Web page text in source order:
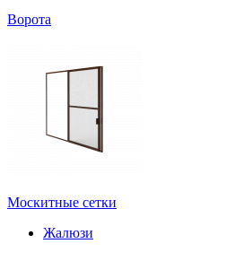
Ворота
Москитные сетки
Жалюзи